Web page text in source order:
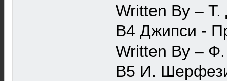
Written By –
B4 Джипси -
Written By –
B5 И.